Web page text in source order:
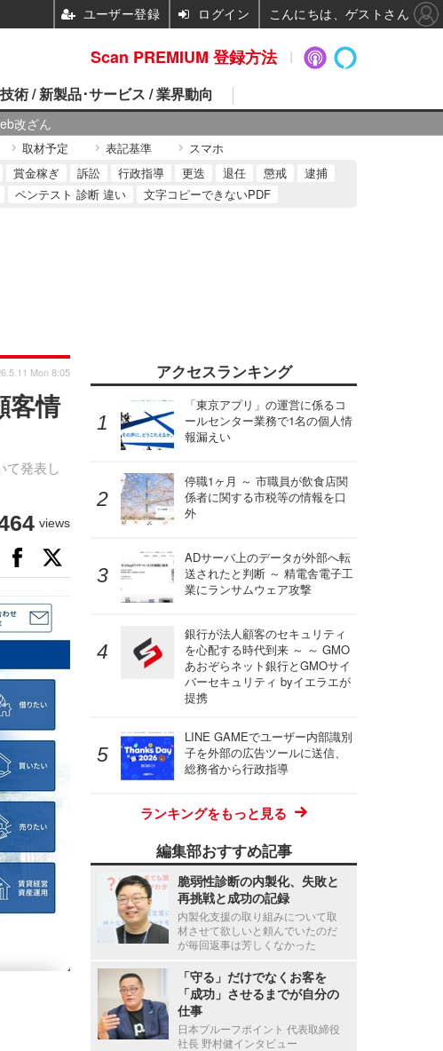
改ざん
術 / 新製品･サービス / 業界動向
取材予定 表記基準 スマホ
賞金稼ぎ 訴訟 行政指導 更迭 退任 懲戒
逮捕
ペンテスト 診断 違い 文字コピーできないPDF
客情
て発表し
Mon 8:05
views
アクセスランキング
「東京アプリ」の運営に係るコ
ールセンター業務で1名の個人情
報漏えい
停職1ヶ月 ～ 市職員が飲食店関
係者に関する市税等の情報を口
外
ADサーバ上のデータが外部へ転
送されたと判断 ～ 精電舎電子工
業にランサムウェア攻撃
銀行が法人顧客のセキュリティ
を心配する時代到来 ～ ～ GMO
あおぞらネット銀行とGMOサイ
バーセキュリティ byイエラエが
提携
LINE GAMEでユーザー内部識別
子を外部の広告ツールに送信、
総務省から行政指導
ランキングをもっと見る
編集部おすすめ記事
脆弱性診断の内製化、失敗と
再挑戦と成功の記録
内製化支援の取り組みについて取
材させて欲しいと頼んでいたのだ
が毎回返事は芳しくなかった
「守る」だけでなくお客を
「成功」させるまでが自分の
仕事
日本プルーフポイント 代表取締役
社長 野村健インタビュー
Scan PREMIUM 登録方法
ユーザー登録 ログイン こんにちは、ゲストさん